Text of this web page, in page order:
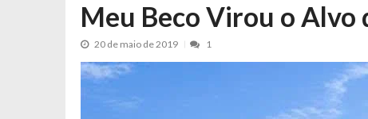
Meu Beco Virou o Alvo
20 de maio de 2019 1